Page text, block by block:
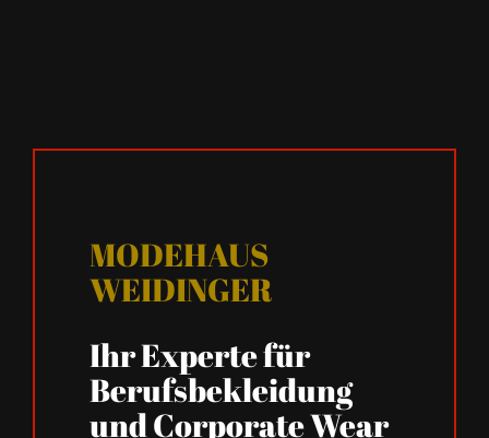
MODEHAUS
WEIDINGER
Ihr Experte für
Berufsbekleidung
undCorporate Wear